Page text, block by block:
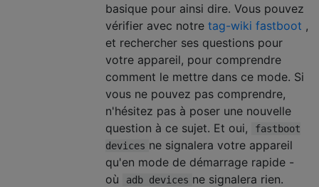
basique pour ainsi dire. Vous pouvez
vérifier avec notre tag-wiki fastboot ,
et rechercher ses questions pour
votre appareil, pour comprendre
comment le mettre dans ce mode. Si
vous ne pouvez pas comprendre,
n'hésitez pas à poser une nouvelle
question à ce sujet. Et oui,
fastboot
devices ne signalera votre appareil
qu'en mode de démarrage rapide -
où
adb devices ne signalera rien.